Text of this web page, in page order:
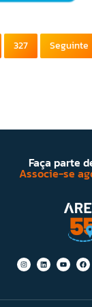
327 Seguinte
Faça parte
Associe-se